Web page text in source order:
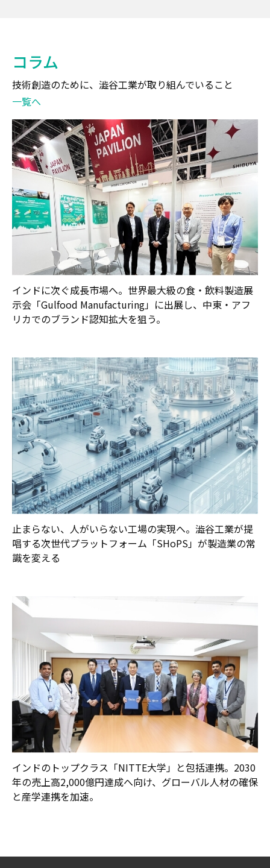
コラム
技術創造のために、澁谷工業が取り組んでいること
一覧へ
インドに次ぐ成長市場へ。世界最大級の食・飲料製造展
示会「Gulfood Manufacturing」に出展し、中東・アフ
リカでのブランド認知拡大を狙う。
止まらない、人がいらない工場の実現へ。澁谷工業が提
唱する次世代プラットフォーム「SHoPS」が製造業の常
識を変える
インドのトップクラス「NITTE大学」と包括連携。2030
年の売上高2,000億円達成へ向け、グローバル人材の確保
と産学連携を加速。